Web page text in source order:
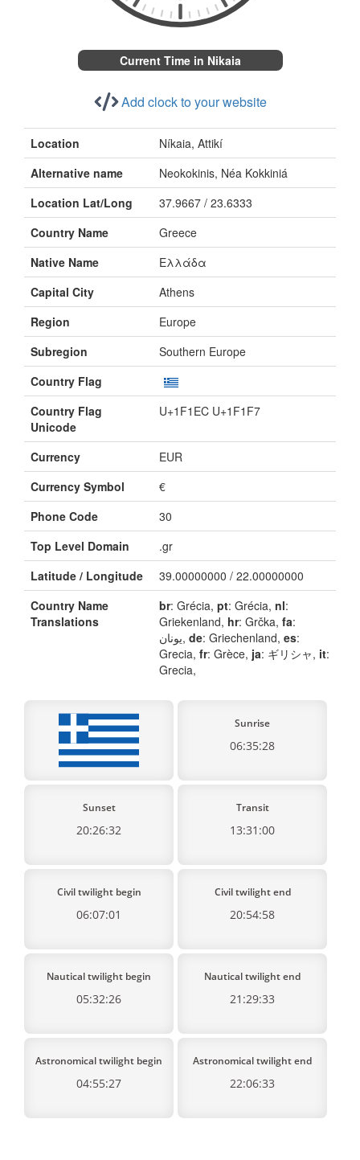
Current Time in Nikaia
Add clock to your website
Location
Níkaia, Attikí
Alternative name
Neokokinis, Néa Kokkiniá
Location Lat/Long
37.9667 / 23.6333
Country Name
Greece
Native Name
Ελλάδα
Capital City
Athens
Region
Europe
Subregion
Southern Europe
Country Flag
Country Flag
Unicode
U+1F1EC U+1F1F7
Currency
EUR
Currency Symbol
€
Phone Code
30
Top Level Domain
.gr
Latitude / Longitude
39.00000000 / 22.00000000
Country Name
Translations
br: Grécia, pt: Grécia, nl:
Griekenland, hr: Grčka, fa:
یونان, de: Griechenland, es:
Grecia, fr: Grèce, ja: ギリシャ, it:
Grecia,
Sunrise
06:35:28
Sunset
20:26:32
Transit
13:31:00
Civil twilight begin
06:07:01
Civil twilight end
20:54:58
Nautical twilight begin
05:32:26
Nautical twilight end
21:29:33
Astronomical twilight begin
04:55:27
Astronomical twilight end
22:06:33